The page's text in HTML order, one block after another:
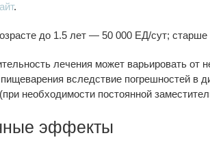
.
до 1.5 лет — 50 000 ЕД/cут;
лечения может варьировать от
вследствие погрешностей в
необходимости постоянной
эффекты